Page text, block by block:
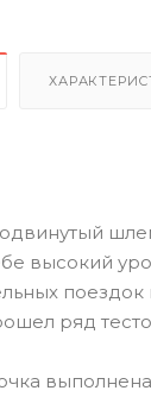
высокий
поездок
ряд